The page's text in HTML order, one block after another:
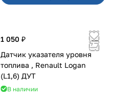
1 050 ₽
Датчик указателя уровня
топлива , Renault Logan
(L1,6) ДУТ
В наличии